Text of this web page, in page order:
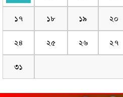
১৭ ১৮ ১৯ ২০
২৪ ২৫ ২৬ ২৭
৩১